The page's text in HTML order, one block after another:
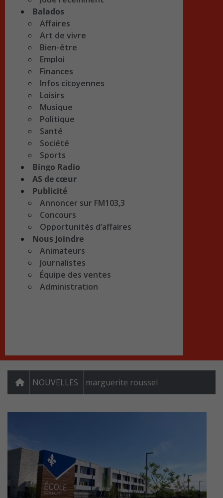
Balados
Affaires
Art de vivre
Bien-être
Emploi
Finances
Infos citoyennes
Loisirs
Musique
Politique
Santé
Société
Sports
Bingo Radio
AS de cœur
Publicité
Annoncer sur FM103,3
Concours
Opportunités d’affaires
Nous Joindre
Animateurs
Journalistes
Équipe des ventes
Administration
NOUVELLES marguerite roussel